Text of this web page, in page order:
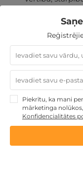
skaidru naudu.
Nekādas
14 dienu
Kvalitatīva
Piekrītu, ka mani
mārketinga
Konfidencialitātes